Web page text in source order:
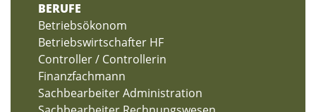
BERUFE
Betriebsökonom
Betriebswirtschafter HF
Controller / Controllerin
Finanzfachmann
Sachbearbeiter Administration